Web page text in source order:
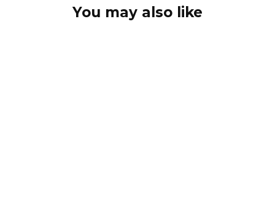
You may also like